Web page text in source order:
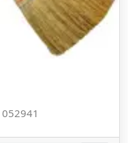
052941